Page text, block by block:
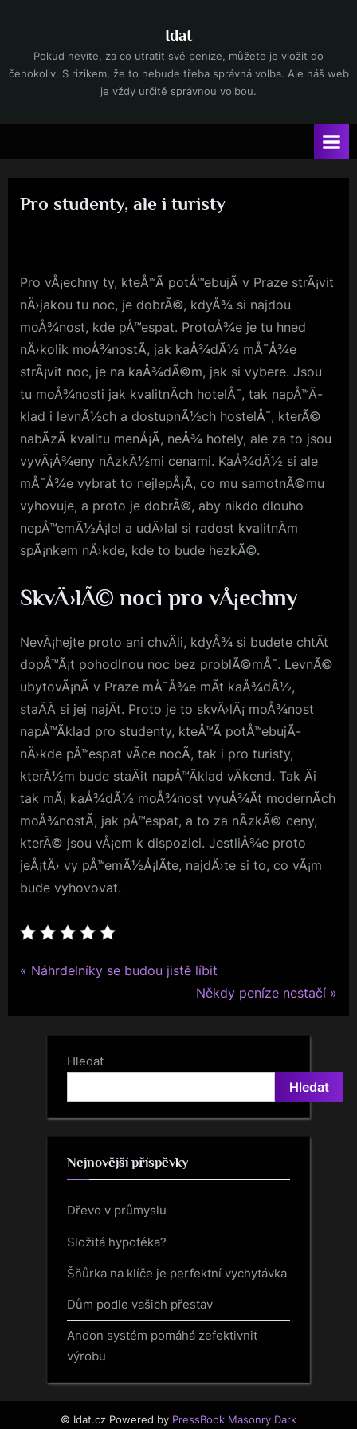
content
Idat
Pokud nevíte, za co utratit své peníze, můžete je vložit do
čehokoliv. S rizikem, že to nebude třeba správná volba. Ale náš web
je vždy určitě správnou volbou.
Pro studenty, ale i turisty
Pro vÅ¡echny ty, kteÅ™Ã­ potÅ™ebujÃ­ v Praze strÃ¡vit
nÄ›jakou tu noc, je dobrÃ©, kdyÅ¾ si najdou
moÅ¾nost, kde pÅ™espat. ProtoÅ¾e je tu hned
nÄ›kolik moÅ¾nostÃ­, jak kaÅ¾dÃ½ mÅ¯Å¾e
strÃ¡vit noc, je na kaÅ¾dÃ©m, jak si vybere. Jsou
tu moÅ¾nosti jak kvalitnÃ­ch hotelÅ¯, tak napÅ™Ã­
klad i levnÃ½ch a dostupnÃ½ch hostelÅ¯, kterÃ©
nabÃ­zÃ­ kvalitu menÅ¡Ã­, neÅ¾ hotely, ale za to jsou
vyvÃ¡Å¾eny nÃ­zkÃ½mi cenami. KaÅ¾dÃ½ si ale
mÅ¯Å¾e vybrat to nejlepÅ¡Ã­, co mu samotnÃ©mu
vyhovuje, a proto je dobrÃ©, aby nikdo dlouho
nepÅ™emÃ½Å¡lel a udÄ›lal si radost kvalitnÃ­m
spÃ¡nkem nÄ›kde, kde to bude hezkÃ©.
SkvÄ›lÃ© noci pro vÅ¡echny
NevÃ¡hejte proto ani chvÃ­li, kdyÅ¾ si budete chtÃ­t
dopÅ™Ã¡t pohodlnou noc bez problÃ©mÅ¯. LevnÃ©
ubytovÃ¡nÃ­ v Praze mÅ¯Å¾e mÃ­t kaÅ¾dÃ½,
staÄÃ­ si jej najÃ­t. Proto je to skvÄ›lÃ¡ moÅ¾nost
napÅ™Ã­klad pro studenty, kteÅ™Ã­ potÅ™ebujÃ­
nÄ›kde pÅ™espat vÃ­ce nocÃ­, tak i pro turisty,
kterÃ½m bude staÄit napÅ™Ã­klad vÃ­kend. Tak Äi
tak mÃ¡ kaÅ¾dÃ½ moÅ¾nost vyuÅ¾Ã­t modernÃ­ch
moÅ¾nostÃ­, jak pÅ™espat, a to za nÃ­zkÃ© ceny,
kterÃ© jsou vÅ¡em k dispozici. JestliÅ¾e proto
jeÅ¡tÄ› vy pÅ™emÃ½Å¡lÃ­te, najdÄ›te si to, co vÃ¡m
bude vyhovovat.
Navigace
příspěvek
P
e
Náhrdelníky se budou jistě líbit
N
e
x
o
Někdy peníze nestačí
Hledat
Hledat
Nejnovější příspěvky
Dřevo v průmyslu
Složitá hypotéka?
Šňůrka na klíče je perfektní vychytávka
Dům podle vašich přestav
Andon systém pomáhá zefektivnit
výrobu
© Idat.cz Powered by PressBook Masonry Dark